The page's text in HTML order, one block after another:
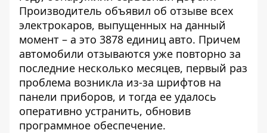
Производитель объявил об отзыве всех
электрокаров, выпущенных на данный
момент – а это 3878 единиц авто. Причем
автомобили отзываются уже повторно за
последние несколько месяцев, первый раз
проблема возникла из-за шрифтов на
панели приборов, и тогда ее удалось
оперативно устранить, обновив
программное обеспечение.